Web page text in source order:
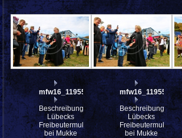
mfw16_119552ww
Beschreibung:
Lübecks
Freibeutermukke
bei Mukke
mfw16_119551ww
Beschreibung:
Lübecks
Freibeutermukke
bei Mukke